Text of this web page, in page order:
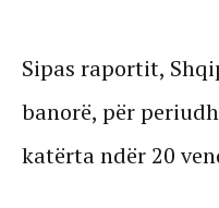
Sipas raportit,
banorë, për
katërta ndër 20